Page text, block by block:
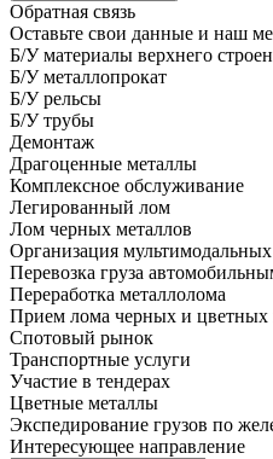
Обратная связь
Оставьте свои данные и наш
Б/У материалы верхнего
Б/У металлопрокат
Б/У рельсы
Б/У трубы
Демонтаж
Драгоценные металлы
Комплексное обслуживание
Легированный лом
Лом черных металлов
Организация мультимодальных
Перевозка груза
Переработка металлолома
Прием лома черных и цветных
Спотовый рынок
Транспортные услуги
Участие в тендерах
Цветные металлы
Экспедирование грузов по
Интересующее направление